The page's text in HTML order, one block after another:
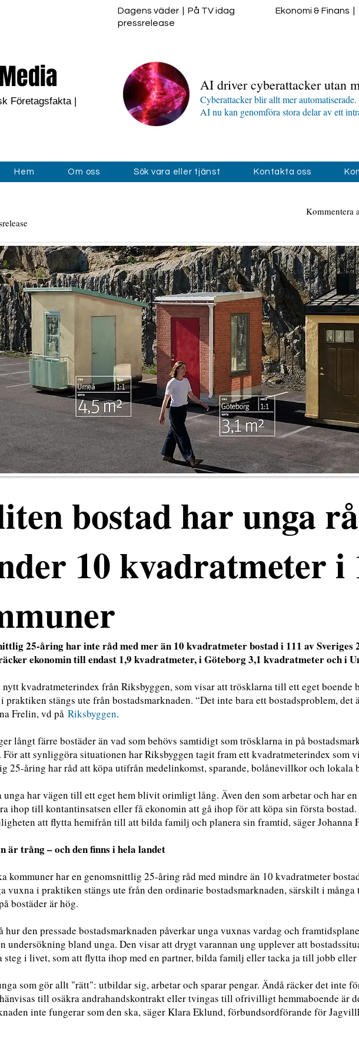
Dagens väder På TV idag Ekonomi & Finans
pressrelease
Företagsfakta |
AI driver cyberattacker utan
Cyberattacker blir allt mer
AI nu kan genomföra stora delar av ett
Hem Om oss Sök vara eller tjänst Kontakta oss
Kommentera
bostad har unga
10 kvadratmeter i
25-åring har inte råd med mer än 10 kvadratmeter bostad i 111 av Sveriges
ekonomin till endast 1,9 kvadratmeter, i Göteborg 3,1 kvadratmeter och i
kvadratmeterindex från Riksbyggen, som visar att trösklarna till ett eget boende
praktiken stängs ute från bostadsmarknaden. “Det inte bara ett bostadsproblem, det
Frelin, vd på Riksbyggen.
långt färre bostäder än vad som behövs samtidigt som trösklarna in på
För att synliggöra situationen har Riksbyggen tagit fram ett kvadratmeterindex som
25-åring har råd att köpa utifrån medelinkomst, sparande, bolånevillkor och lokala
unga har vägen till ett eget hem blivit orimligt lång. Även den som arbetar och har
ihop till kontantinsatsen eller få ekonomin att gå ihop för att köpa sin första
att flytta hemifrån till att bilda familj och planera sin framtid, säger Johanna
är trång – och den finns i hela landet
kommuner har en genomsnittlig 25-åring råd med mindre än 10 kvadratmeter
vuxna i praktiken stängs ute från den ordinarie bostadsmarknaden, särskilt i
bostäder är hög.
hur den pressade bostadsmarknaden påverkar unga vuxnas vardag och
undersökning bland unga. Den visar att drygt varannan ung upplever att
steg i livet, som att flytta ihop med en partner, bilda familj eller tacka ja till jobb
som gör allt "rätt": utbildar sig, arbetar och sparar pengar. Ändå räcker det inte
till osäkra andrahandskontrakt eller tvingas till ofrivilligt hemmaboende är
inte fungerar som den ska, säger Klara Eklund, förbundsordförande för